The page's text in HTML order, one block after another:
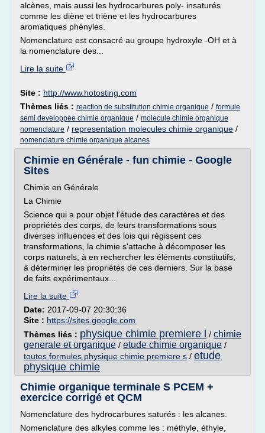
alcènes, mais aussi les hydrocarbures poly- insaturés
comme les diène et triène et les hydrocarbures
aromatiques phényles.
Nomenclature est consacré au groupe hydroxyle -OH et à
la nomenclature des...
Lire la suite
Site : http://www.hotosting.com
Thèmes liés : reaction de substitution chimie organique / formule
semi developpee chimie organique / molecule chimie organique
nomenclature / representation molecules chimie organique /
nomenclature chimie organique alcanes
Chimie en Générale - fun chimie - Google
Sites
Chimie en Générale
La Chimie
Science qui a pour objet l'étude des caractères et des
propriétés des corps, de leurs transformations sous
diverses influences et des lois qui régissent ces
transformations, la chimie s'attache à décomposer les
corps naturels, à en rechercher les éléments constitutifs,
à déterminer les propriétés de ces derniers. Sur la base
de faits expérimentaux...
Lire la suite
Date: 2017-09-07 20:30:36
Site : https://sites.google.com
Thèmes liés : physique chimie premiere l / chimie
generale et organique / etude chimie organique /
toutes formules physique chimie premiere s / etude
physique chimie
Chimie organique terminale S PCEM +
exercice corrigé et QCM
Nomenclature des hydrocarbures saturés : les alcanes.
Nomenclature des alkyles comme les : méthyle, éthyle,